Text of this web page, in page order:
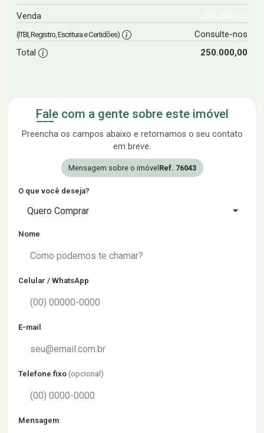
Venda
(ITBI, Registro, Escritura e Certidões)
Consulte-nos
Total
250.000,00
Fale com a gente sobre este imóvel
Preencha os campos abaixo e retornamos o seu contato
em breve.
Mensagem sobre o imóvel Ref. 76043
O que você deseja?
Quero Comprar
Nome
Celular / WhatsApp
E-mail
Telefone fixo (opcional)
Mensagem